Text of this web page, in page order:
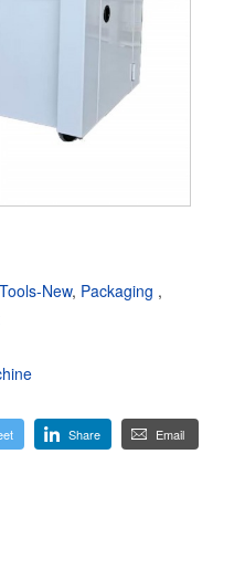
New, Packaging ,
Share Email